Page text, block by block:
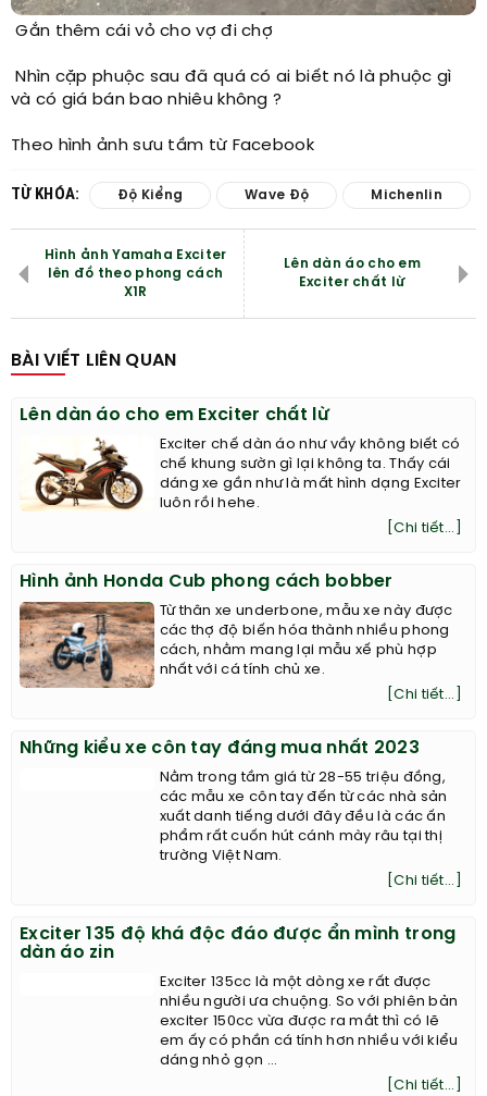
Gắn thêm cái vỏ cho vợ đi chợ ​
Nhìn cặp phuộc sau đã quá có ai biết nó là phuộc gì
và có giá bán bao nhiêu không ?
Theo hình ảnh sưu tầm từ Facebook​
TỪ KHÓA: Độ Kiểng Wave Độ Michenlin
Hình ảnh Yamaha Exciter
lên đồ theo phong cách
X1R
Lên dàn áo cho em
Exciter chất lừ
BÀI VIẾT LIÊN QUAN
Lên dàn áo cho em Exciter chất lừ
Exciter chế dàn áo như vầy không biết có
chế khung sườn gì lại không ta. Thấy cái
dáng xe gần như là mất hình dạng Exciter
luôn rồi hehe.
[Chi tiết...]
Hình ảnh Honda Cub phong cách bobber
Từ thân xe underbone, mẫu xe này được
các thợ độ biến hóa thành nhiều phong
cách, nhằm mang lại mẫu xế phù hợp
nhất với cá tính chủ xe.
[Chi tiết...]
Những kiểu xe côn tay đáng mua nhất 2023
Nằm trong tầm giá từ 28-55 triệu đồng,
các mẫu xe côn tay đến từ các nhà sản
xuất danh tiếng dưới đây đều là các ấn
phẩm rất cuốn hút cánh mày râu tại thị
trường Việt Nam.
[Chi tiết...]
Exciter 135 độ khá độc đáo được ẩn mình trong
dàn áo zin
Exciter 135cc là một dòng xe rất được
nhiều người ưa chuộng. So với phiên bản
exciter 150cc vừa được ra mắt thì có lẽ
em ấy có phần cá tính hơn nhiều với kiểu
dáng nhỏ gọn ...
[Chi tiết...]